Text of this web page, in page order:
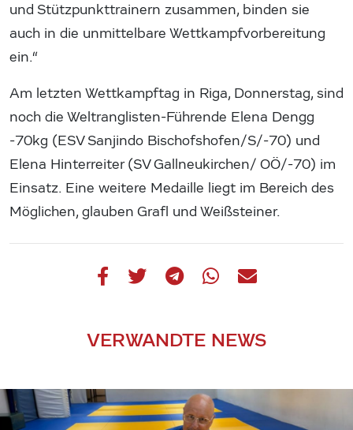
und Stützpunkttrainern zusammen, binden sie
auch in die unmittelbare Wettkampfvorbereitung
ein.“
Am letzten Wettkampftag in Riga, Donnerstag, sind
noch die Weltranglisten-Führende Elena Dengg
-70kg (ESV Sanjindo Bischofshofen/S/-70) und
Elena Hinterreiter (SV Gallneukirchen/ OÖ/-70) im
Einsatz. Eine weitere Medaille liegt im Bereich des
Möglichen, glauben Grafl und Weißsteiner.
VERWANDTE NEWS